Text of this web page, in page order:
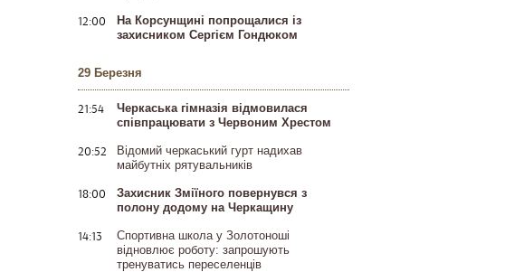
12:00
На Корсунщині попрощалися із
захисником Сергієм Гондюком
29 Березня
21:54
Черкаська гімназія відмовилася
співпрацювати з Червоним Хрестом
20:52
Відомий черкаський гурт надихав
майбутніх рятувальників
18:00
Захисник Зміїного повернувся з
полону додому на Черкащину
14:13
Спортивна школа у Золотоноші
відновлює роботу: запрошують
тренуватись переселенців